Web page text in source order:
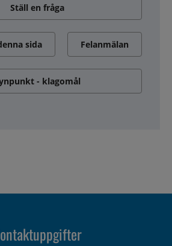
Ställ en fråga
sida Felanmälan
- klagomål